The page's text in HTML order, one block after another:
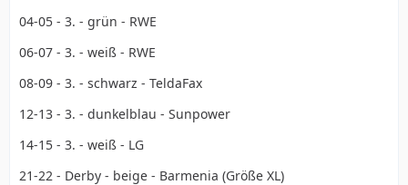
04-05 - 3. - grün - RWE
06-07 - 3. - weiß - RWE
08-09 - 3. - schwarz - TeldaFax
12-13 - 3. - dunkelblau - Sunpower
14-15 - 3. - weiß - LG
21-22 - Derby - beige - Barmenia (Größe XL)